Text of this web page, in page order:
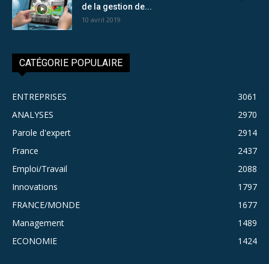
de la gestion de...
10 avril 2019
CATÉGORIE POPULAIRE
ENTREPRISES
3061
ANALYSES
2970
Parole d'expert
2914
France
2437
Emploi/Travail
2088
Innovations
1797
FRANCE/MONDE
1677
Management
1489
ECONOMIE
1424